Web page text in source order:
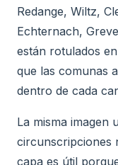
Redange, Wiltz,
Echternach,
están rotulados
que las comunas
dentro de cada
La misma imagen
circunscripciones
capa es útil